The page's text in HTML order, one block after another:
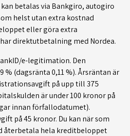
betalas via Bankgiro, autogiro
helst utan extra kostnad
eller göra extra
direktutbetalning med Nordea.
e-legitimation. Den
% (dagsränta 0,11 %). Årsräntan är
på upp till 375
är under 100 kronor på
innan förfallodatumet).
på 45 kronor. Du kan när som
återbetala hela kreditbeloppet